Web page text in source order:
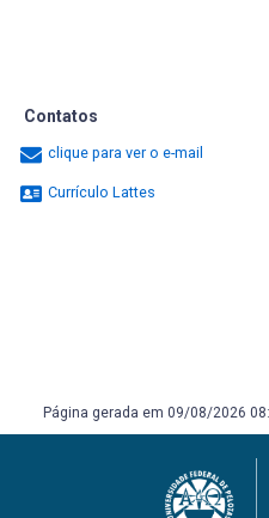
Contatos
clique para ver o e-mail
Currículo Lattes
Página gerada em 09/08/2026